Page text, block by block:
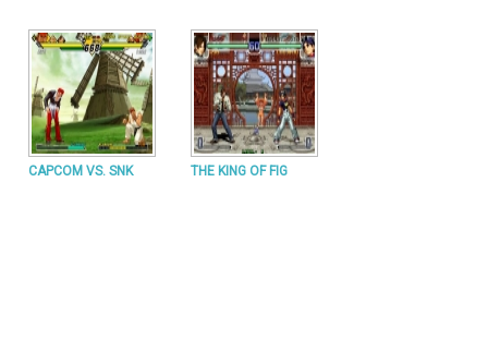
CAPCOM VS. SNK THE KING OF FIG